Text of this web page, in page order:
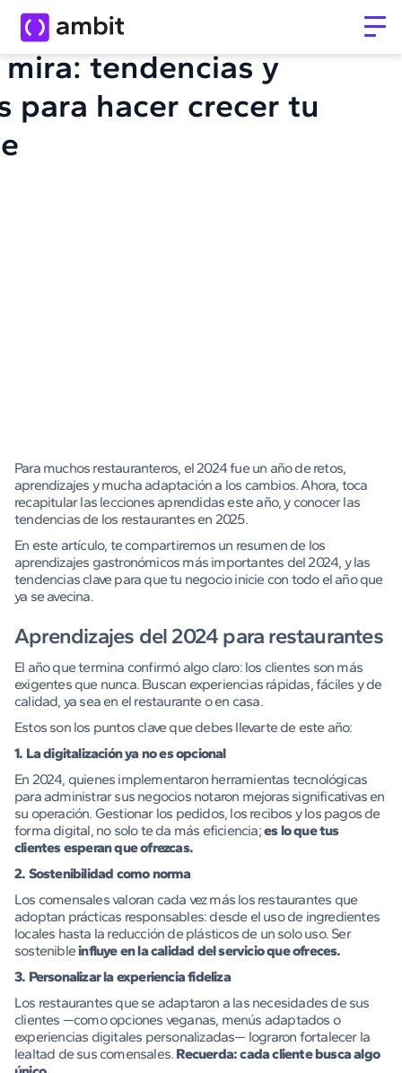
tendencias y
para hacer crecer tu
Para muchos restauranteros, el 2024 fue un año de retos,
aprendizajes y mucha adaptación a los cambios. Ahora, toca
recapitular las lecciones aprendidas este año, y conocer las
tendencias de los restaurantes en 2025.
En este artículo, te compartiremos un resumen de los
aprendizajes gastronómicos más importantes del 2024, y las
tendencias clave para que tu negocio inicie con todo el año que
ya se avecina.
Aprendizajes del 2024 para restaurantes
El año que termina confirmó algo claro: los clientes son más
exigentes que nunca. Buscan experiencias rápidas, fáciles y de
calidad, ya sea en el restaurante o en casa.
Estos son los puntos clave que debes llevarte de este año:
1. La digitalización ya no es opcional
En 2024, quienes implementaron herramientas tecnológicas
para administrar sus negocios notaron mejoras significativas en
su operación. Gestionar los pedidos, los recibos y los pagos de
forma digital, no solo te da más eficiencia;es lo que tus
clientes esperan que ofrezcas.
2. Sostenibilidad como norma
Los comensales valoran cada vez más los restaurantes que
adoptan prácticas responsables: desde el uso de ingredientes
locales hasta la reducción de plásticos de un solo uso. Ser
sostenibleinfluye en la calidad del servicio que ofreces.
3. Personalizar la experiencia fideliza
Los restaurantes que se adaptaron a las necesidades de sus
clientes —como opciones veganas, menús adaptados o
experiencias digitales personalizadas— lograron fortalecer la
lealtad de sus comensales. Recuerda: cada cliente busca algo